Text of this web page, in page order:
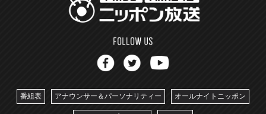
番組表 アナウンサー＆パーソナリティー オールナイトニッポン